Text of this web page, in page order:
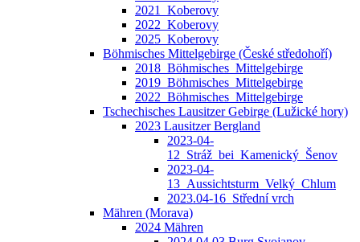
2021_Koberovy
2022_Koberovy
2025_Koberovy
Böhmisches Mittelgebirge (České středohoří)
2018_Böhmisches_Mittelgebirge
2019_Böhmisches_Mittelgebirge
2022_Böhmisches_Mittelgebirge
Tschechisches Lausitzer Gebirge (Lužické hory)
2023 Lausitzer Bergland
2023-04-
12_Stráž_bei_Kamenický_Šenov
2023-04-
13_Aussichtsturm_Velký_Chlum
2023.04-16_Střední vrch
Mähren (Morava)
2024 Mähren